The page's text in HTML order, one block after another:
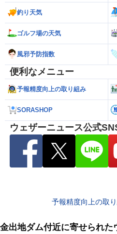
釣り天気
ゴルフ場の天気
風邪予防指数
便利なメニュー
予報精度向上の取り組み
SORASHOP
ウェザーニュース公式
予報精度向上の取
金出地ダム付近に寄せられた